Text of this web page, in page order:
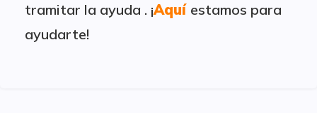
tramitar la ayuda . ¡Aquí estamos para
ayudarte!